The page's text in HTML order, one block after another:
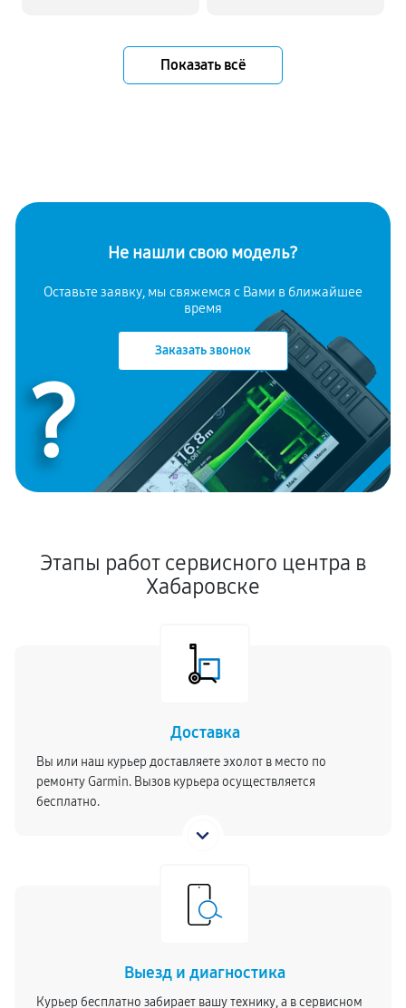
Показать всё
Не нашли свою модель?
Оставьте заявку, мы свяжемся с Вами в ближайшее
время
Заказать звонок
?
Этапы работ сервисного центра в
Хабаровске
Доставка
Вы или наш курьер доставляете эхолот в место по
ремонту Garmin. Вызов курьера осуществляется
бесплатно.
Выезд и диагностика
Курьер бесплатно забирает вашу технику, а в сервисном